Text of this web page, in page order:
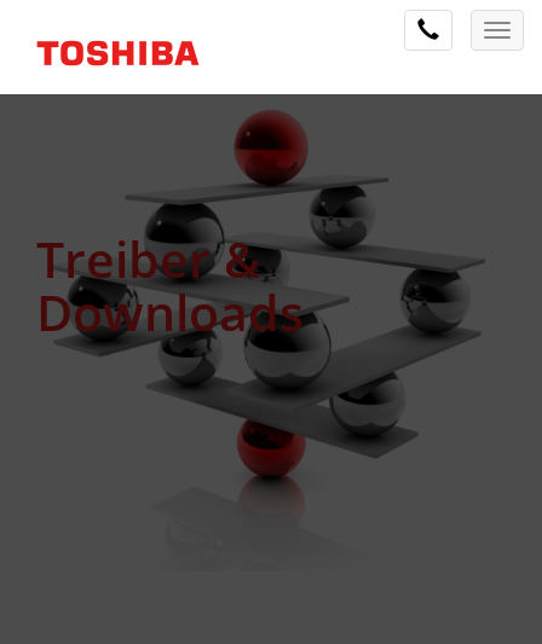
Treiber &
Downloads